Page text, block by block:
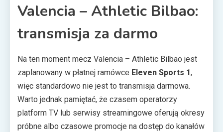
Valencia – Athletic Bilbao:
transmisja za darmo
Na ten moment mecz Valencia – Athletic Bilbao jest
zaplanowany w płatnej ramówce Eleven Sports 1,
więc standardowo nie jest to transmisja darmowa.
Warto jednak pamiętać, że czasem operatorzy
platform TV lub serwisy streamingowe oferują okresy
próbne albo czasowe promocje na dostęp do kanałów